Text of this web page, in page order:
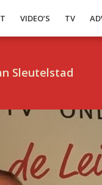
VIDEO’S TV
Sleutelstad